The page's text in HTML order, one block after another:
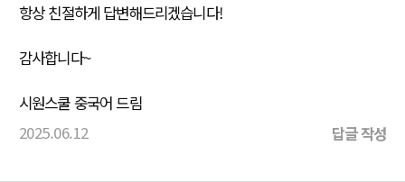
항상 친절하게 답변해드리겠습니다!
감사합니다~
시원스쿨 중국어 드림
2025.06.12
답글 작성